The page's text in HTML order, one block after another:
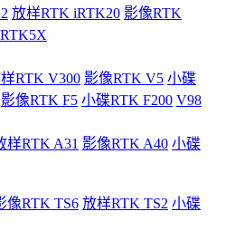
放样RTK iRTK20 影像RTK
RTK V300 影像RTK V5 小碟
影像RTK F5 小碟RTK F200 V98
样RTK A31 影像RTK A40 小碟
像RTK TS6 放样RTK TS2 小碟